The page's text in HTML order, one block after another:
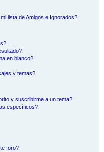
lista de Amigos e Ignorados?
en blanco?
y temas?
y suscribirme a un tema?
específicos?
foro?